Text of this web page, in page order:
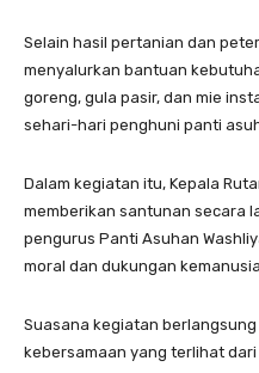
Selain hasil pertanian dan
menyalurkan bantuan
goreng, gula pasir, dan mie
sehari-hari penghuni panti
Dalam kegiatan itu, Kepala
memberikan santunan secara
pengurus Panti Asuhan
moral dan dukungan
Suasana kegiatan
kebersamaan yang terlihat